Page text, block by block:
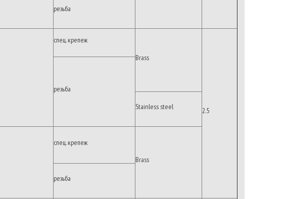
резьба
спец. крепеж
Brass
2.5
резьба
Stainless steel
спец. крепеж
Brass
резьба